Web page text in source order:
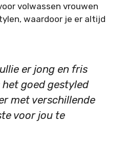
volwassen vrouwen
waardoor je er altijd
er jong en fris
goed gestyled
met verschillende
voor jou te